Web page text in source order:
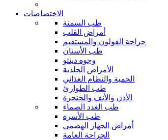
الاختصاصات
طب السمنة
أمراض القلب
جراحة القولون والمستقيم
طب الأسنان
وجوه دينتو
الأمراض الجلدية
الحمية والنظام الغذائي
طب الطوارئ
الأذن والأنف والحنجرة
طب الغدد الصماء
طب الأسرة
أمراض الجهاز الهضمي
الجراحة العامة